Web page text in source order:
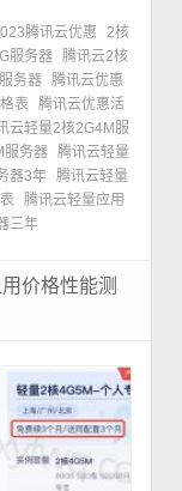
腾讯云优惠
2核
服务器 腾讯云2核
务器 腾讯云优惠
表
腾讯云优惠活
云轻量2核2G4M服
服务器 腾讯云轻量
器3年 腾讯云轻量
腾讯云轻量应用
三年
价格性能测